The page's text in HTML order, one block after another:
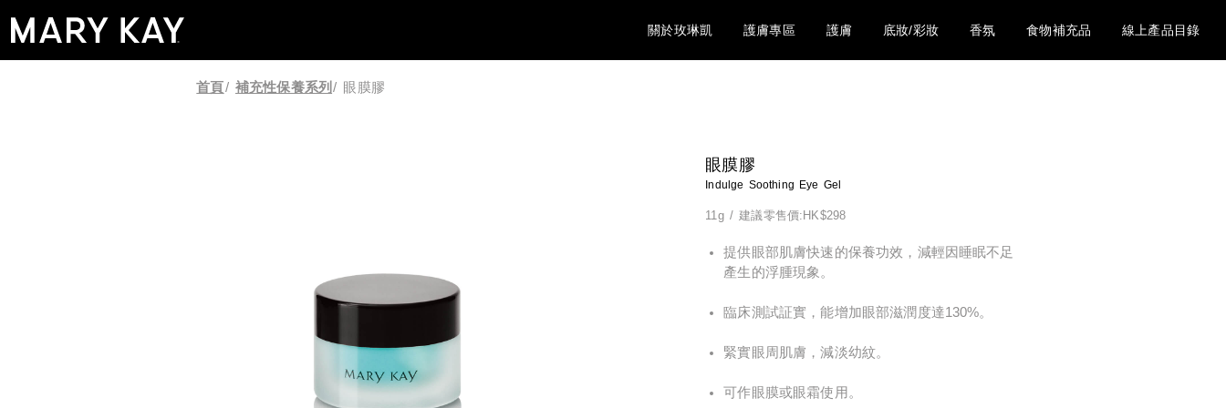
關於玫琳凱 護膚專區 護膚 底妝/彩妝 香氛 食物補充品 線上產品目錄
首頁/ 補充性保養系列 / 眼膜膠
眼膜膠
Indulge Soothing Eye Gel
11g/ 建議零售價:HK$298
提供眼部肌膚快速的保養功效，減輕因睡眠不足
產生的浮腫現象。
臨床測試証實，能增加眼部滋潤度達130%。
緊實眼周肌膚，減淡幼紋。
可作眼膜或眼霜使用。